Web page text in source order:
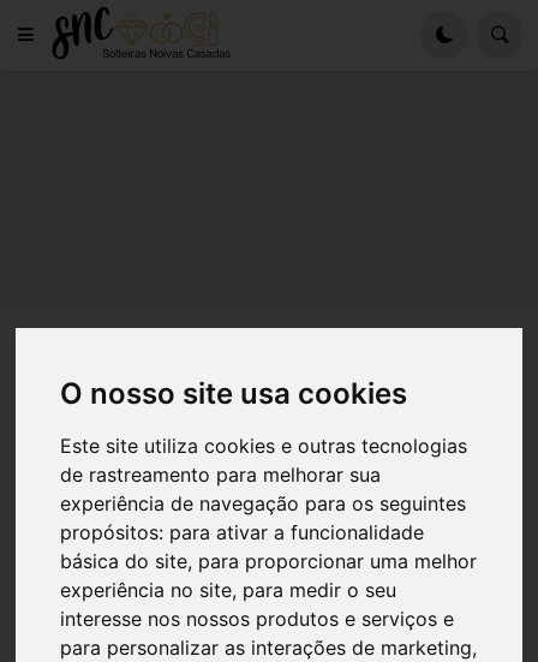
O nosso site usa cookies
Este site utiliza cookies e outras tecnologias
de rastreamento para melhorar sua
experiência de navegação para os seguintes
propósitos: para ativar a funcionalidade
básica do site, para proporcionar uma melhor
experiência no site, para medir o seu
interesse nos nossos produtos e serviços e
para personalizar as interações de marketing,